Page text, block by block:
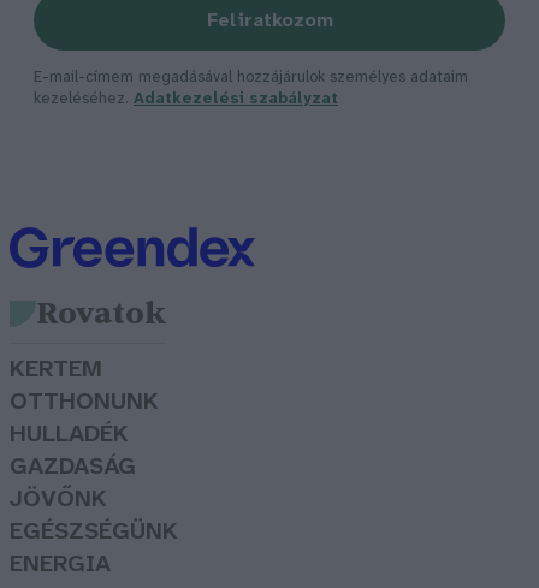
Feliratkozom
E-mail-címem megadásával hozzájárulok személyes adataim
kezeléséhez. Adatkezelési szabályzat
Rovatok
KERTEM
OTTHONUNK
HULLADÉK
GAZDASÁG
JÖVŐNK
EGÉSZSÉGÜNK
ENERGIA